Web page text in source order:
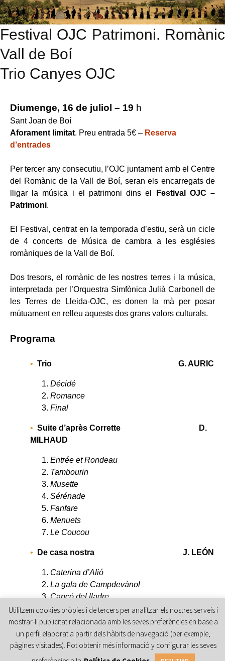
Festival OJC Patrimoni. Romànic
Vall de Boí
Trio Canyes OJC
Diumenge, 16 de juliol – 19 h
Sant Joan de Boí
Aforament limitat. Preu entrada 5€ – Reserva
d’entrades
Per tercer any consecutiu, l’OJC juntament amb el Centre
del Romànic de la Vall de Boí, seran els encarregats de
lligar la música i el patrimoni dins el
Festival OJC –
Patrimoni.
El Festival, centrat en la temporada d’estiu, serà un cicle
de 4 concerts de Música de cambra a les esglésies
romàniques de la Vall de Boí.
Dos tresors, el romànic de les nostres terres i la música,
interpretada per l’Orquestra Simfònica Julià Carbonell de
les Terres de Lleida-OJC, es donen la mà per posar
mútuament en relleu aquests dos grans valors culturals.
Programa
Trio G. AURIC
Décidé
Romance
Final
Suite d’après Corrette D.
MILHAUD
Entrée et Rondeau
Tambourin
Musette
Sérénade
Fanfare
Menuets
Le Coucou
De casa nostra J. LEÓN
Caterina d’Alió
La gala de Campdevànol
Cançó del lladre
L’hereu Riera
5 Miniaturen L. SIMA
Ragtime
Utilitzem cookies pròpies i de tercers per analitzar els nostres serveis i
mostrar-li publicitat relacionada amb les seves preferències en base a
un perfil elaborat a partir dels hàbits de navegació (per exemple,
pàgines visitades). Pot obtenir més informació y configurar les seves